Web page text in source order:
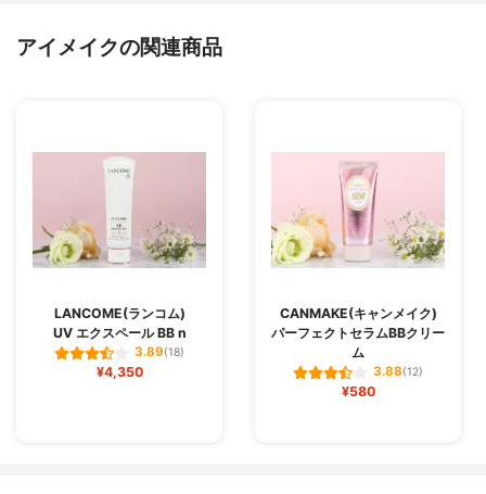
アイメイクの関連商品
LANCOME(ランコム)
UV エクスペール BB n
3.89(18)
¥4,350
CANMAKE(キャンメイク)
パーフェクトセラムBBクリー
ム
3.88(12)
¥580